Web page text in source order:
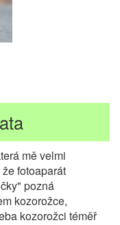
mě velmi
fotoaparát
pozná
kozorožce,
kozorožci téměř